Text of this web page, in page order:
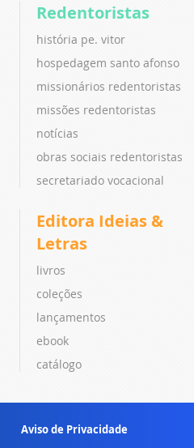
Redentoristas
história pe. vitor
hospedagem santo afonso
missionários redentoristas
missões redentoristas
notícias
obras sociais redentoristas
secretariado vocacional
Editora Ideias &
Letras
livros
coleções
lançamentos
ebook
catálogo
Aviso de Privacidade